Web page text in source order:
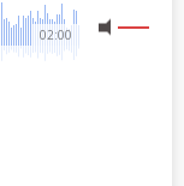
02:00